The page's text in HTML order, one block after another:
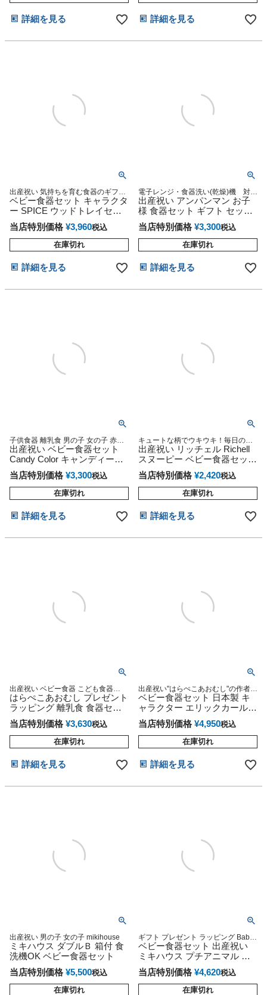
詳細を見る 詳細を見る
出産祝い 気持ちを育む食器のギフト
セット 出産祝いや、お食い初め、毎
日のお食事に！
ベビー食器セット キャラクタ
ー SPICE ウッドトレイセッ
ト エレファント
当店特別価格 ¥3,960税込
在庫切れ
詳細を見る
電子レンジ・食器洗い(乾燥)機 対
応・安心の日本製・陶器6点セット
出産祝い アンパンマン お子
様 食器セット ギフト セット
M
当店特別価格 ¥3,300税込
在庫切れ
詳細を見る
子供食器 離乳食 男の子 女の子 赤ち
ゃん ベビースプーン フォーク ギフ
トセット プレゼント インスタ
出産祝い ベビー食器セット
Candy Color キャンディーカ
ラー
当店特別価格 ¥3,300税込
在庫切れ
詳細を見る
キュートな柄でウキウキ！毎日の食
事は、これでキマリ！ベビー食器セ
ット 出産祝い
出産祝い リッチェル Richell
スヌーピー ベビー食器セット
ラッピング無料 SY-2
当店特別価格 ¥2,420税込
在庫切れ
詳細を見る
出産祝い ベビー食器 こども食器
ERIC CARLE エリックカール
はらぺこあおむし プレゼント
ラッピング 離乳食 食器セッ
ト ドット柄
当店特別価格 ¥3,630税込
在庫切れ
詳細を見る
出産祝い"はらぺこあおむし"の作者エ
リックカールシリーズ
ベビー食器セット 日本製 キ
ャラクター エリックカール
はらぺこあおむし
当店特別価格 ¥4,950税込
在庫切れ
詳細を見る
出産祝い 男の子 女の子 mikihouse
ミキハウス ダブルＢ 箱付 食
洗機OK ベビー食器セット
当店特別価格 ¥5,500税込
在庫切れ
ギフト プレゼント ラッピング Baby
mikihouse
ベビー食器セット 出産祝い
ミキハウス プチアニマル プ
レゼント 赤ちゃん 男の子 女
の子 ベビーグッズ お食い初
め インスタ
当店特別価格 ¥4,620税込
在庫切れ